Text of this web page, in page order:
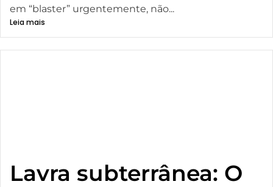
em “blaster” urgentemente, não...
Leia mais
Lavra subterrânea: O